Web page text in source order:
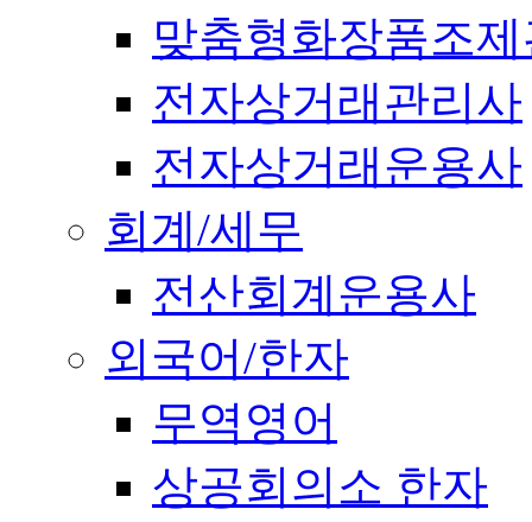
맞춤형화장품조
전자상거래관리사
전자상거래운용사
회계/세무
전산회계운용사
외국어/한자
무역영어
상공회의소 한자